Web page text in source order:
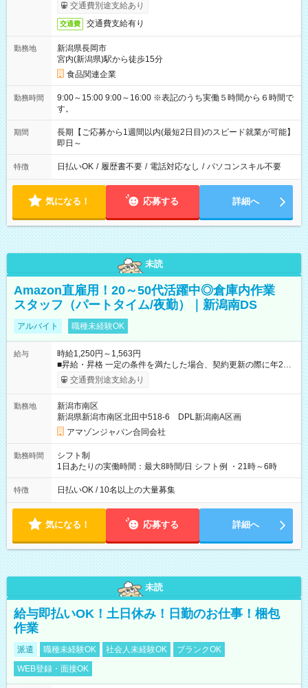
交通費別途支給あり
交通費 交通費支給有り
勤務地
新潟県長岡市
宮内(新潟県)駅から徒歩15分
食品関連企業
勤務時間
9:00～15:00 9:00～16:00 ※表記のうち実働５時間から６時間で
す。
期間
長期【ご応募から1週間以内(最短2日目)のスピード就業が可能】
即日～
特徴 日払いOK / 履歴書不要 / 電話対応なし / パソコンスキル不要
気になる！ 応募する 詳細へ
未読
Amazon直雇用！20～50代活躍中◎倉庫内作業
スタッフ（パートタイム/夜勤）｜新潟南DS
アルバイト 職種未経験OK
給与
時給1,250円～1,563円
■昇給・昇格 一定の条件を満たした場合、契約更新の際に年2回
まで昇給の機会があります。 ■正社員登用制度あり ※月末締/翌
月25日支払い ※時間外手当、別途支給 ※深夜割増賃金 (22:00～
☆Amazon直雇用で安定して働けます！ 【試用期間】試用期間
あり 試用期間の長さ：1週間 雇用形態、給与は本採用時と同じ
です。
交通費別途支給あり
勤務地
新潟市南区
新潟県新潟市南区北田中518-6 DPL新潟南A区画
アマゾンジャパン合同会社
勤務時間
シフト制
1日あたりの実働時間：最大8時間/日 シフト例 ・21時～6時
特徴 日払いOK / 10名以上の大量募集
気になる！ 応募する 詳細へ
未読
給与即払いOK！土日休み！日勤のお仕事！梱包
作業
派遣 職種未経験OK 社会人未経験OK
ブランクOK
WEB登録・面接OK